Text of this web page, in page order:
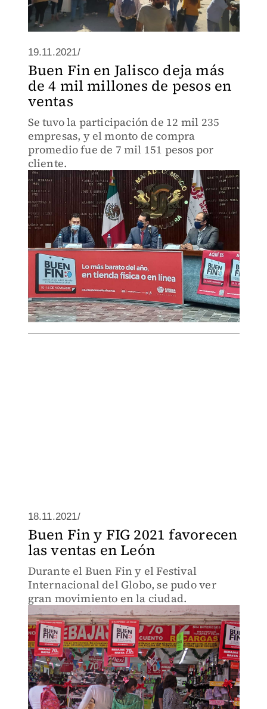
19.11.2021/
Buen Fin en Jalisco deja más
de 4 mil millones de pesos en
ventas
Se tuvo la participación de 12 mil 235
empresas, y el monto de compra
promedio fue de 7 mil 151 pesos por
cliente.
18.11.2021/
Buen Fin y FIG 2021 favorecen
las ventas en León
Durante el Buen Fin y el Festival
Internacional del Globo, se pudo ver
gran movimiento en la ciudad.